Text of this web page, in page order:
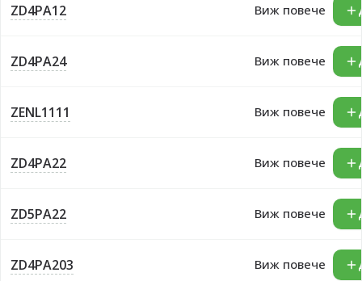
ZD4PA12 Виж повече
ZD4PA24 Виж повече
ZENL1111 Виж повече
ZD4PA22 Виж повече
ZD5PA22 Виж повече
ZD4PA203 Виж повече